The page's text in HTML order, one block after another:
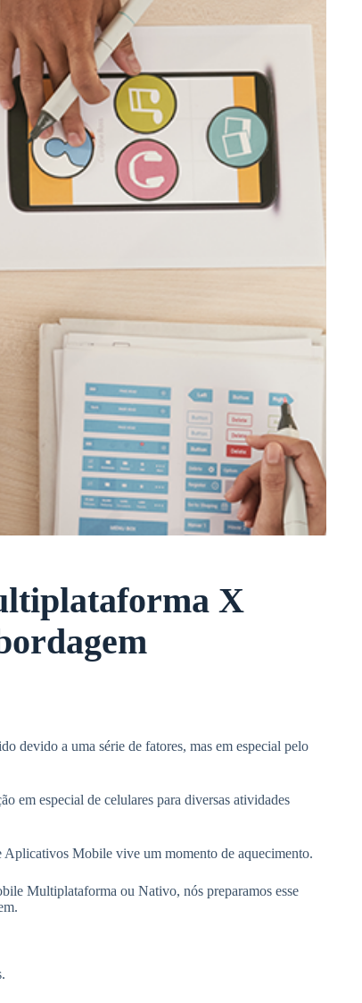
X
devido a uma série de fatores, mas em especial pelo
em especial de celulares para diversas atividades
Aplicativos Mobile vive um momento de aquecimento.
Multiplataforma ou Nativo, nós preparamos esse